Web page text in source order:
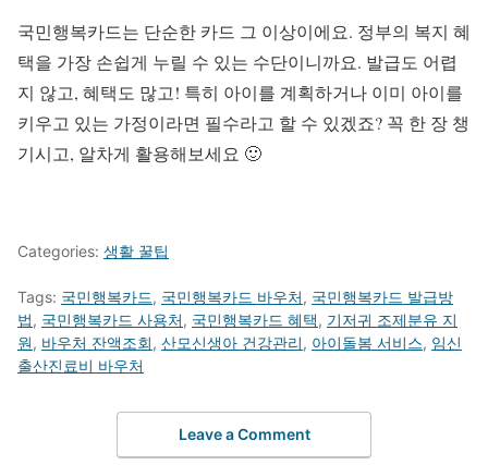
국민행복카드는 단순한 카드 그 이상이에요. 정부의 복지 혜
택을 가장 손쉽게 누릴 수 있는 수단이니까요. 발급도 어렵
지 않고, 혜택도 많고! 특히 아이를 계획하거나 이미 아이를
키우고 있는 가정이라면 필수라고 할 수 있겠죠? 꼭 한 장 챙
기시고, 알차게 활용해보세요 🙂
Categories: 생활 꿀팁
Tags: 국민행복카드, 국민행복카드 바우처, 국민행복카드 발급방
법, 국민행복카드 사용처, 국민행복카드 혜택, 기저귀 조제분유 지
원, 바우처 잔액조회, 산모신생아 건강관리, 아이돌봄 서비스, 임신
출산진료비 바우처
Leave a Comment